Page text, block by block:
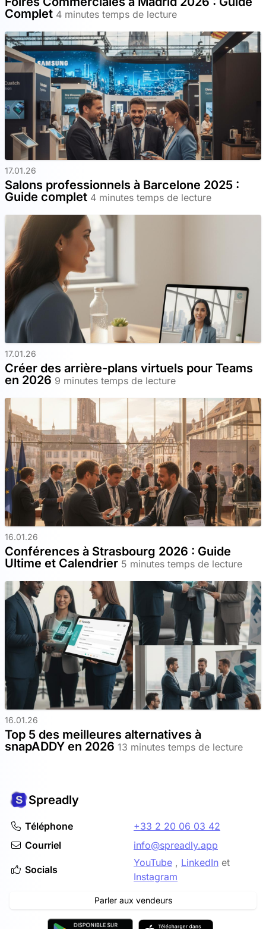
Complet 4 minutes temps de lecture
17.01.26
Salons professionnels à Barcelone 2025 :
Guide complet 4 minutes temps de lecture
17.01.26
Créer des arrière-plans virtuels pour Teams
en 2026 9 minutes temps de lecture
16.01.26
Conférences à Strasbourg 2026 : Guide
Ultime et Calendrier 5 minutes temps de lecture
16.01.26
Top 5 des meilleures alternatives à
snapADDY en 2026 13 minutes temps de lecture
Spreadly
Téléphone
+33 2 20 06 03 42
Courriel
info@spreadly.app
Socials
YouTube , LinkedIn et
Instagram
Parler aux vendeurs